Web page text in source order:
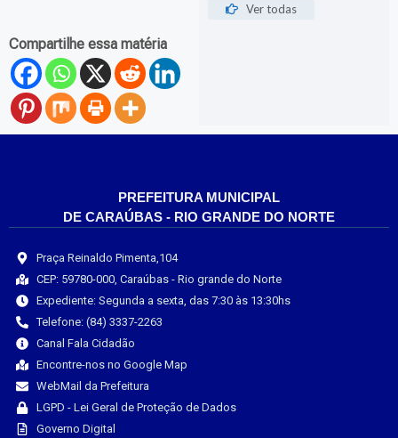
Compartilhe essa matéria
Ver todas
PREFEITURA MUNICIPAL
DE CARAÚBAS - RIO GRANDE DO NORTE
Praça Reinaldo Pimenta,104
CEP: 59780-000, Caraúbas - Rio grande do Norte
Expediente: Segunda a sexta, das 7:30 às 13:30hs
Telefone: (84) 3337-2263
Canal Fala Cidadão
Encontre-nos no Google Map
WebMail da Prefeitura
LGPD - Lei Geral de Proteção de Dados
Governo Digital